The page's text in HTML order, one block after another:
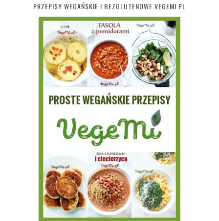
PRZEPISY WEGAŃSKIE I BEZGLUTENOWE VEGEMI.PL